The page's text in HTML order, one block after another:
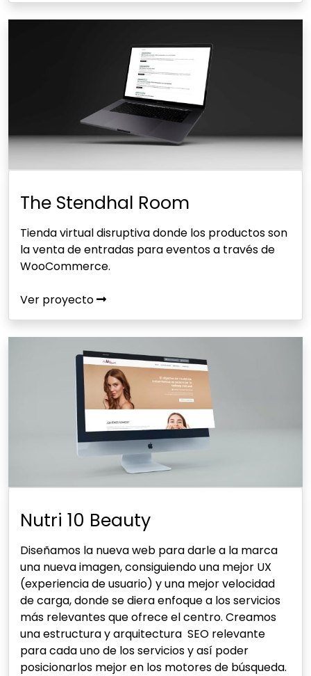
The Stendhal Room
Tienda virtual disruptiva donde los productos son
la venta de entradas para eventos a través de
WooCommerce.
Ver proyecto
Nutri 10 Beauty
Diseñamos la nueva web para darle a la marca
una nueva imagen, consiguiendo una mejor UX
(experiencia de usuario) y una mejor velocidad
de carga, donde se diera enfoque a los servicios
más relevantes que ofrece el centro. Creamos
una estructura y arquitectura SEO relevante
para cada uno de los servicios y así poder
posicionarlos mejor en los motores de búsqueda.